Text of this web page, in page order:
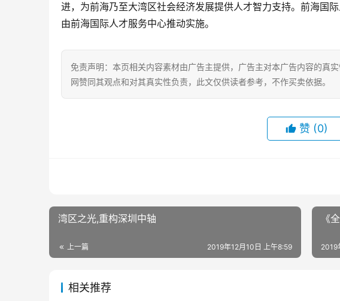
进，为前海乃至大湾区社会经济发展提供人才智力支持。前海国
由前海国际人才服务中心推动实施。
免责声明：本页相关内容素材由广告主提供，广告主对本广告内容的真
网赞同其观点和对其真实性负责，此文仅供读者参考，不作买卖依据。
赞 (0)
湾区之光,重构深圳中轴
上一篇 2019年12月10日 上午8:59
《
2019
相关推荐